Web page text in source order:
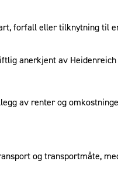
forfall eller tilknytning
anerkjent av
av renter og
og transportmåte,